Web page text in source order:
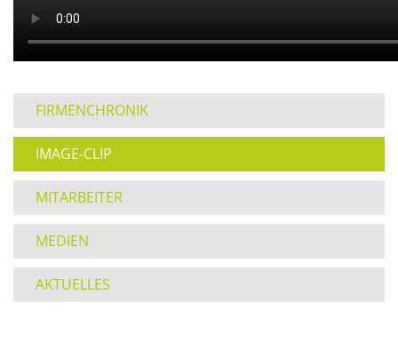
FIRMENCHRONIK
IMAGE-CLIP
MITARBEITER
MEDIEN
AKTUELLES